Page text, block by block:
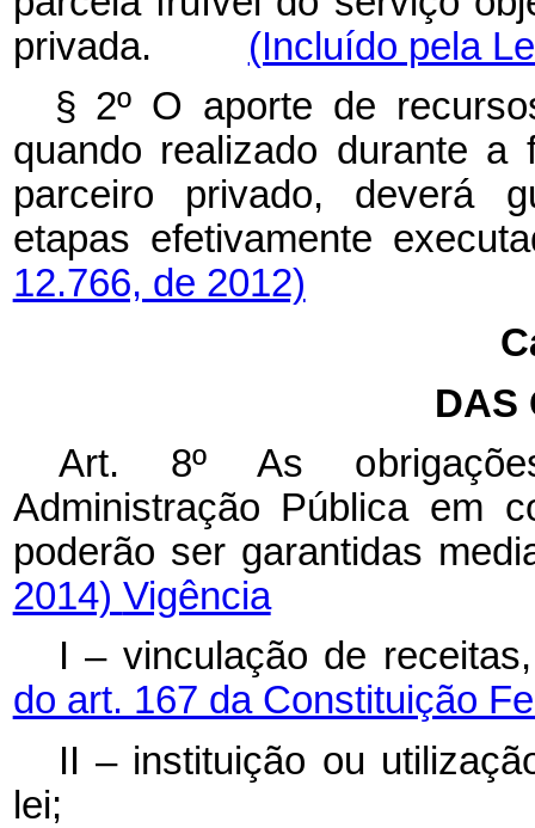
privada. (Incluído pela
§ 2º O aporte de
quando realizado durante
parceiro privado, deverá
etapas efetivamente
12.766, de 2012)
DAS
Art. 8º As
Administração Pública em
poderão ser garantidas
2014) Vigência
I – vinculação de
do art. 167 da Constituição
II – instituição ou
lei;